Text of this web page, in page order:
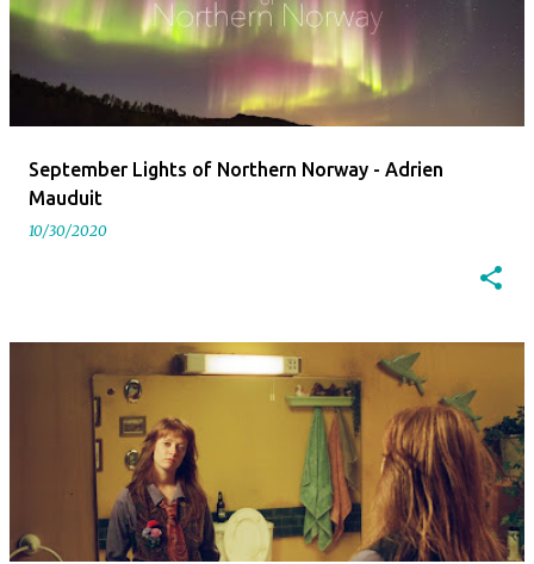
September Lights of Northern Norway - Adrien
Mauduit
10/30/2020